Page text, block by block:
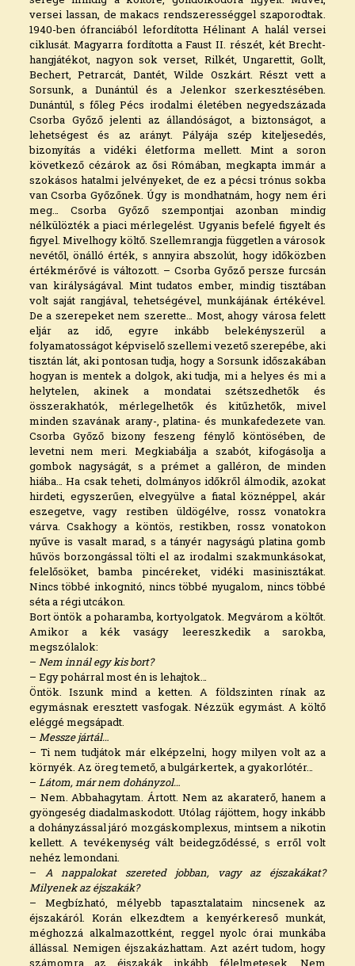
versei lassan, de makacs rendszerességgel szaporodtak.
1940-ben ófranciából lefordította Hélinant A halál versei
ciklusát. Magyarra fordította a Faust II. részét, két Brecht-
hangjátékot, nagyon sok verset, Rilkét, Ungarettit, Gollt,
Bechert, Petrarcát, Dantét, Wilde Oszkárt. Részt vett a
Sorsunk, a Dunántúl és a Jelenkor szerkesztésében.
Dunántúl, s főleg Pécs irodalmi életében negyedszázada
Csorba Győző jelenti az állandóságot, a biztonságot, a
lehetségest és az arányt. Pályája szép kiteljesedés,
bizonyítás a vidéki életforma mellett. Mint a soron
következő cézárok az ősi Rómában, megkapta immár a
szokásos hatalmi jelvényeket, de ez a pécsi trónus sokba
van Csorba Győzőnek. Úgy is mondhatnám, hogy nem éri
meg… Csorba Győző szempontjai azonban mindig
nélkülözték a piaci mérlegelést. Ugyanis befelé figyelt és
figyel. Mivelhogy költő. Szellemrangja független a városok
nevétől, önálló érték, s annyira abszolút, hogy időközben
értékmérővé is változott. – Csorba Győző persze furcsán
van királyságával. Mint tudatos ember, mindig tisztában
volt saját rangjával, tehetségével, munkájának értékével.
De a szerepeket nem szerette… Most, ahogy városa felett
eljár az idő, egyre inkább belekényszerül a
folyamatosságot képviselő szellemi vezető szerepébe, aki
tisztán lát, aki pontosan tudja, hogy a Sorsunk időszakában
hogyan is mentek a dolgok, aki tudja, mi a helyes és mi a
helytelen, akinek a mondatai szétszedhetők és
összerakhatók, mérlegelhetők és kitűzhetők, mivel
minden szavának arany-, platina- és munkafedezete van.
Csorba Győző bizony feszeng fénylő köntösében, de
levetni nem meri. Megkiabálja a szabót, kifogásolja a
gombok nagyságát, s a prémet a galléron, de minden
hiába… Ha csak teheti, dolmányos időkről álmodik, azokat
hirdeti, egyszerűen, elvegyülve a fiatal köznéppel, akár
eszegetve, vagy restiben üldögélve, rossz vonatokra
várva. Csakhogy a köntös, restikben, rossz vonatokon
nyűve is vasalt marad, s a tányér nagyságú platina gomb
hűvös borzongással tölti el az irodalmi szakmunkásokat,
felelősöket, bamba pincéreket, vidéki masinisztákat.
Nincs többé inkognitó, nincs többé nyugalom, nincs többé
séta a régi utcákon.
Bort öntök a poharamba, kortyolgatok. Megvárom a költőt.
Amikor a kék vaságy leereszkedik a sarokba,
megszólalok:
– Nem innál egy kis bort?
– Egy pohárral most én is lehajtok…
Öntök. Iszunk mind a ketten. A földszinten rínak az
egymásnak eresztett vasfogak. Nézzük egymást. A költő
eléggé megsápadt.
– Messze jártál…
– Ti nem tudjátok már elképzelni, hogy milyen volt az a
környék. Az öreg temető, a bulgárkertek, a gyakorlótér…
– Látom, már nem dohányzol…
– Nem. Abbahagytam. Ártott. Nem az akaraterő, hanem a
gyöngeség diadalmaskodott. Utólag rájöttem, hogy inkább
a dohányzással járó mozgáskomplexus, mintsem a nikotin
kellett. A tevékenység vált beidegződéssé, s erről volt
nehéz lemondani.
– A nappalokat szereted jobban, vagy az éjszakákat?
Milyenek az éjszakák?
– Megbízható, mélyebb tapasztalataim nincsenek az
éjszakáról. Korán elkezdtem a kenyérkereső munkát,
méghozzá alkalmazottként, reggel nyolc órai munkába
állással. Nemigen éjszakázhattam. Azt azért tudom, hogy
számomra az éjszakák inkább félelmetesek. Nem